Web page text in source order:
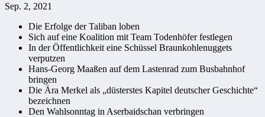
Sep. 2, 2021
Die Erfolge der Taliban loben
Sich auf eine Koalition mit Team Todenhöfer festlegen
In der Öffentlichkeit eine Schüssel Braunkohlenuggets
verputzen
Hans-Georg Maaßen auf dem Lastenrad zum Busbahnhof
bringen
Die Ära Merkel als „düsterstes Kapitel deutscher Geschichte“
bezeichnen
Den Wahlsonntag in Aserbaidschan verbringen